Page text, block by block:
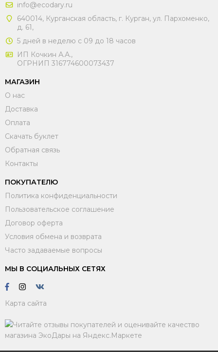
info@ecodary.ru
640014, Курганская область, г. Курган, ул. Пархоменко,
д. 61,
5 дней в неделю с 09 до 18 часов
ИП Кочкин А.А.,
ОГРНИП 316774600073437
МАГАЗИН
О нас
Доставка
Оплата
Скачать буклет
Обратная связь
Контакты
ПОКУПАТЕЛЮ
Политика конфиденциальности
Пользовательское соглашение
Договор оферта
Условия обмена и возврата
Часто задаваемые вопросы
МЫ В СОЦИАЛЬНЫХ СЕТЯХ
Карта сайта